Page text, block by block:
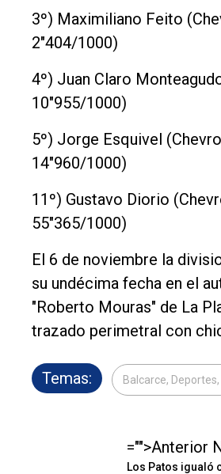
3º) Maximiliano Feito
2"404/1000)
4º) Juan Claro
10"955/1000)
5º) Jorge Esquivel
14"960/1000)
11º) Gustavo Diorio
55"365/1000)
El 6 de noviembre la
su undécima fecha en el
"Roberto Mouras" de La
trazado perimetral con
Temas: Balcarce, Deportes,
="">Anterior
Los Patos igualó